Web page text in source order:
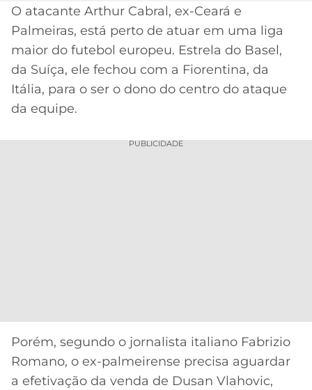
BETBOOM
CÓDIGO
INDICAÇÃO
BET365
MELHORES
CASSINOS
ONLINE
2026
PALMEIRAS
CORINTHIANS
SÃO
PAULO
SANTOS
GRÊMIO
SÉRIE
A
LIBERTADORES
COPA
DO
CAMPEÕES
LALIGA
ESPORTIVA
MERCADO
DA
BOLA
PALPITES
O atacante Arthur Cabral, ex-Ceará e
Palmeiras, está perto de atuar em uma liga
maior do futebol europeu. Estrela do Basel,
da Suíça, ele fechou com a Fiorentina, da
Itália, para o ser o dono do centro do ataque
da equipe.
PUBLICIDADE
Porém, segundo o jornalista italiano Fabrizio
Romano, o ex-palmeirense precisa aguardar
a efetivação da venda de Dusan Vlahovic,